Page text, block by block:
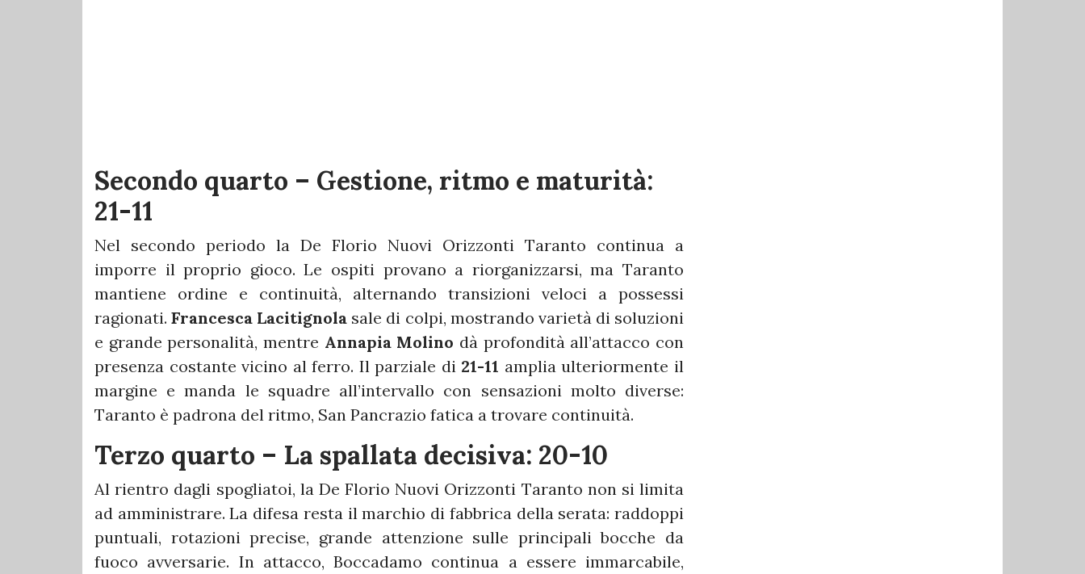
Secondo quarto – Gestione, ritmo e maturità:
21-11
Nel secondo periodo la De Florio Nuovi Orizzonti Taranto continua a
imporre il proprio gioco. Le ospiti provano a riorganizzarsi, ma Taranto
mantiene ordine e continuità, alternando transizioni veloci a possessi
ragionati.Francesca Lacitignola sale di colpi, mostrando varietà di soluzioni
e grande personalità, mentre Annapia Molino dà profondità all’attacco con
presenza costante vicino al ferro. Il parziale di 21-11 amplia ulteriormente il
margine e manda le squadre all’intervallo con sensazioni molto diverse:
Taranto è padrona del ritmo, San Pancrazio fatica a trovare continuità.
Terzo quarto – La spallata decisiva: 20-10
Al rientro dagli spogliatoi, la De Florio Nuovi Orizzonti Taranto non si limita
ad amministrare. La difesa resta il marchio di fabbrica della serata: raddoppi
puntuali, rotazioni precise, grande attenzione sulle principali bocche da
fuoco avversarie. In attacco, Boccadamo continua a essere immarcabile,